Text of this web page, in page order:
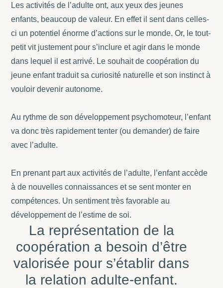
Les activités de l’adulte ont, aux yeux des jeunes
enfants, beaucoup de valeur. En effet il sent dans celles-
ci un potentiel énorme d’actions sur le monde. Or, le tout-
petit vit justement pour s’inclure et agir dans le monde
dans lequel il est arrivé. Le souhait de coopération du
jeune enfant traduit sa curiosité naturelle et son instinct à
vouloir devenir autonome.
Au rythme de son développement psychomoteur, l’enfant
va donc très rapidement tenter (ou demander) de faire
avec l’adulte.
En prenant part aux activités de l’adulte, l’enfant accède
à de nouvelles connaissances et se sent monter en
compétences. Un sentiment très favorable au
développement de l’estime de soi.
La représentation de la
coopération a besoin d’être
valorisée pour s’établir dans
la relation adulte-enfant.